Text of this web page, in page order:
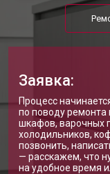
Замена панели
машины Neff
Ремонт/замена
температуры
Замена замка
машины Neff
Ремонт
Заявка:
Процесс
по поводу ремонта
шкафов, варочных
холодильников,
позвонить,
— расскажем, что
на удобное время